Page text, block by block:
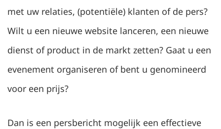
met uw relaties, (potentiële) klanten of de pers?
Wilt u een nieuwe website lanceren, een nieuwe
dienst of product in de markt zetten? Gaat u een
evenement organiseren of bent u genomineerd
voor een prijs?
Dan is een persbericht mogelijk een effectieve